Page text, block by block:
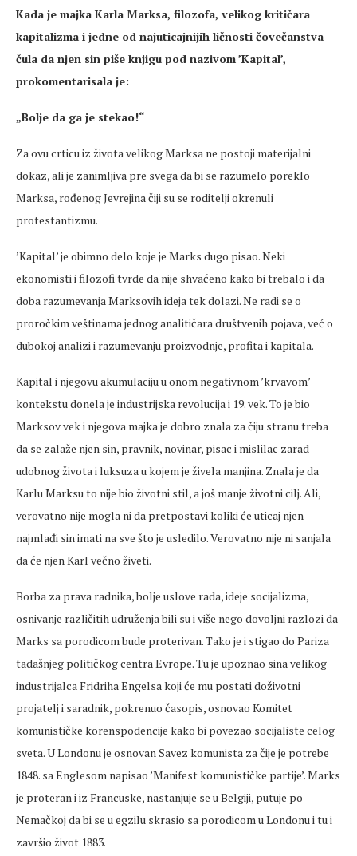
Kada je majka Karla Marksa, filozofa, velikog kritičara
kapitalizma i jedne od najuticajnijih ličnosti čovečanstva
čula da njen sin piše knjigu pod nazivom ’Kapital’,
prokomentarisala je:
„Bolje da ga je stekao!“
Za ovu crticu iz života velikog Marksa ne postoji materijalni
dokaz, ali je zanimljiva pre svega da bi se razumelo poreklo
Marksa, rođenog Jevrejina čiji su se roditelji okrenuli
protestantizmu.
’Kapital’ je obimno delo koje je Marks dugo pisao. Neki
ekonomisti i filozofi tvrde da nije shvaćeno kako bi trebalo i da
doba razumevanja Marksovih ideja tek dolazi. Ne radi se o
proročkim veštinama jednog analitičara društvenih pojava, već o
dubokoj analizi i razumevanju proizvodnje, profita i kapitala.
Kapital i njegovu akumulaciju u onom negativnom ’krvavom’
kontekstu donela je industrijska revolucija i 19. vek. To je bio
Marksov vek i njegova majka je dobro znala za čiju stranu treba
da se zalaže njen sin, pravnik, novinar, pisac i mislilac zarad
udobnog života i luksuza u kojem je živela manjina. Znala je da
Karlu Marksu to nije bio životni stil, a još manje životni cilj. Ali,
verovatno nije mogla ni da pretpostavi koliki će uticaj njen
najmlađi sin imati na sve što je usledilo. Verovatno nije ni sanjala
da će njen Karl večno živeti.
Borba za prava radnika, bolje uslove rada, ideje socijalizma,
osnivanje različitih udruženja bili su i više nego dovoljni razlozi da
Marks sa porodicom bude proterivan. Tako je i stigao do Pariza
tadašnjeg političkog centra Evrope. Tu je upoznao sina velikog
industrijalca Fridriha Engelsa koji će mu postati doživotni
projatelj i saradnik, pokrenuo časopis, osnovao Komitet
komunističke korenspodencije kako bi povezao socijaliste celog
sveta. U Londonu je osnovan Savez komunista za čije je potrebe
1848. sa Englesom napisao ’Manifest komunističke partije’. Marks
je proteran i iz Francuske, nastanjuje se u Belgiji, putuje po
Nemačkoj da bi se u egzilu skrasio sa porodicom u Londonu i tu i
završio život 1883.